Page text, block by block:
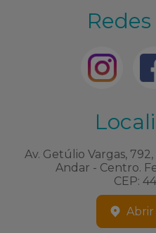
Av. Getúlio Vargas, 792,
Andar - Centro.
CEP:
Abrir